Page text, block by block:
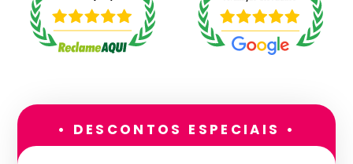
• DESCONTOS ESPECIAIS •